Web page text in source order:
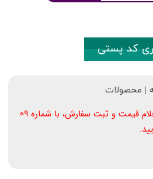
کد پستی
| محصولات
قیمت و ثبت سفارش، با شماره 09​​​​​​​